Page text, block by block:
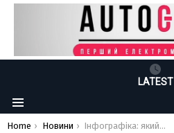
LATEST
Menu
You are here:
Home Новини Інфографіка: який з заводів Tesla є найбільшим серед інших